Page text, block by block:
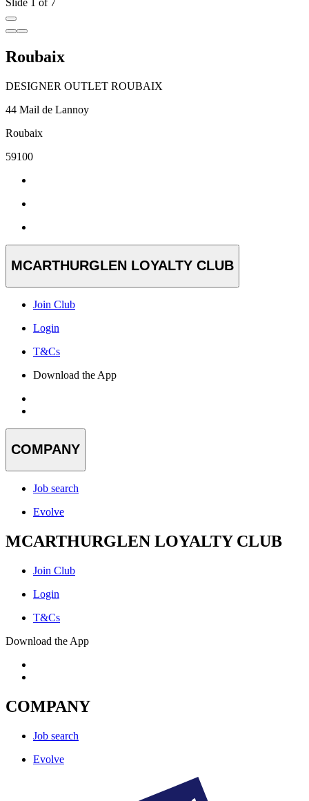
Roubaix
DESIGNER OUTLET ROUBAIX
44 Mail de Lannoy
Roubaix
59100
MCARTHURGLEN LOYALTY CLUB
Join Club
Login
T&Cs
Download the App
COMPANY
Job search
Evolve
MCARTHURGLEN LOYALTY CLUB
Join Club
Login
T&Cs
Download the App
COMPANY
Job search
Evolve